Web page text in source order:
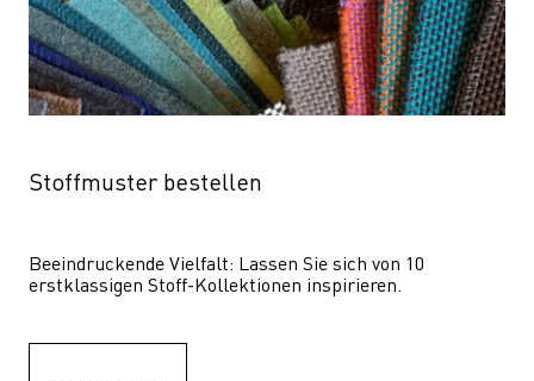
Stoffmuster bestellen
Beeindruckende Vielfalt: Lassen Sie sich von 10
erstklassigen Stoff-Kollektionen inspirieren.